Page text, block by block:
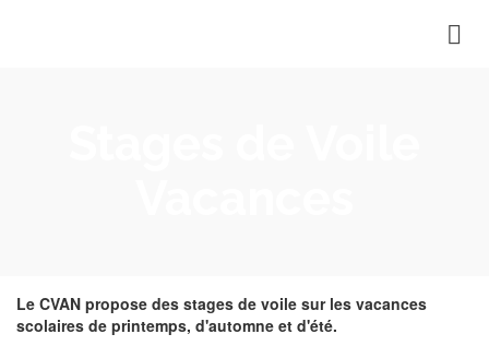
Le CVAN propose des stages de voile sur les vacances
scolaires de printemps, d'automne et d'été.